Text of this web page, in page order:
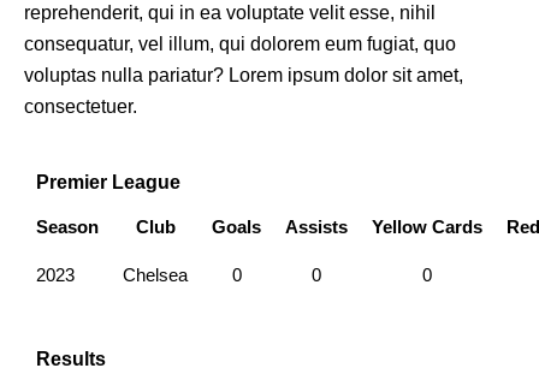
reprehenderit, qui in ea voluptate velit esse, nihil
consequatur, vel illum, qui dolorem eum fugiat, quo
voluptas nulla pariatur? Lorem ipsum dolor sit amet,
consectetuer.
Premier League
Season Club Goals Assists Yellow Cards
2023 Chelsea 0 0 0
Results